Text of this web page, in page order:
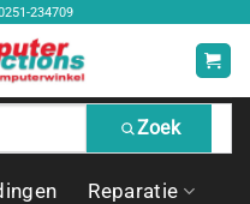
234709
Zoek
Reparatie